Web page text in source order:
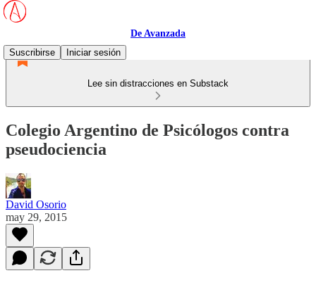
De Avanzada
Suscribirse
Iniciar sesión
Lee sin distracciones en Substack
Colegio Argentino de Psicólogos contra
pseudociencia
David Osorio
may 29, 2015